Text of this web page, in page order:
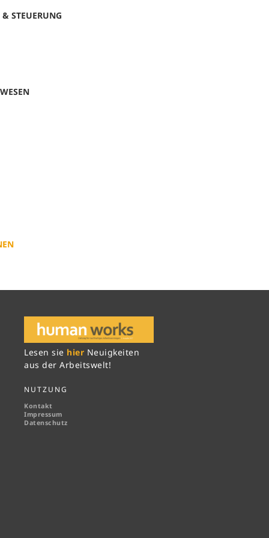
STEUERUNG
Lesen sie hier Neuigkeiten
aus der Arbeitswelt!
NUTZUNG
Kontakt
Impressum
Datenschutz